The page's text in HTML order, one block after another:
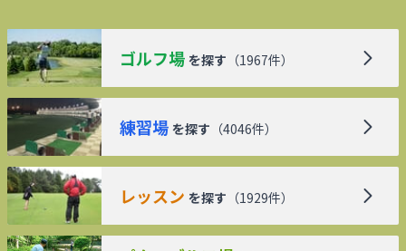
ゴルフ場 を探す （1967件）
練習場 を探す （4046件）
レッスン を探す （1929件）